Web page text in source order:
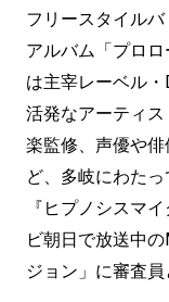
フリースタイル
アルバム「プロ
は主宰レーベル・
活発なアーティ
楽監修、声優や
ど、多岐にわたっ
『ヒプノシスマ
ビ朝日で放送中
ジョン」に審査員